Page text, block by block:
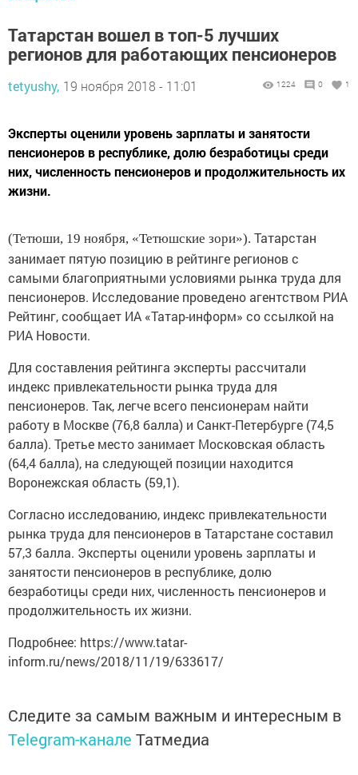
Татарстан вошел в топ-5 лучших
регионов для работающих пенсионеров
tetyushy, 19 ноября 2018 - 11:01 1224 0 1
Эксперты оценили уровень зарплаты и занятости
пенсионеров в республике, долю безработицы среди
них, численность пенсионеров и продолжительность их
жизни.
(Тетюши, 19 ноября, «Тетюшские зори»). Татарстан
занимает пятую позицию в рейтинге регионов с
самыми благоприятными условиями рынка труда для
пенсионеров. Исследование проведено агентством РИА
Рейтинг, сообщает ИА «Татар-информ» со ссылкой на
РИА Новости.
Для составления рейтинга эксперты рассчитали
индекс привлекательности рынка труда для
пенсионеров. Так, легче всего пенсионерам найти
работу в Москве (76,8 балла) и Санкт-Петербурге (74,5
балла). Третье место занимает Московская область
(64,4 балла), на следующей позиции находится
Воронежская область (59,1).
Согласно исследованию, индекс привлекательности
рынка труда для пенсионеров в Татарстане составил
57,3 балла. Эксперты оценили уровень зарплаты и
занятости пенсионеров в республике, долю
безработицы среди них, численность пенсионеров и
продолжительность их жизни.
Подробнее: https://www.tatar-
inform.ru/news/2018/11/19/633617/
Следите за самым важным и интересным в
Telegram-канале Татмедиа